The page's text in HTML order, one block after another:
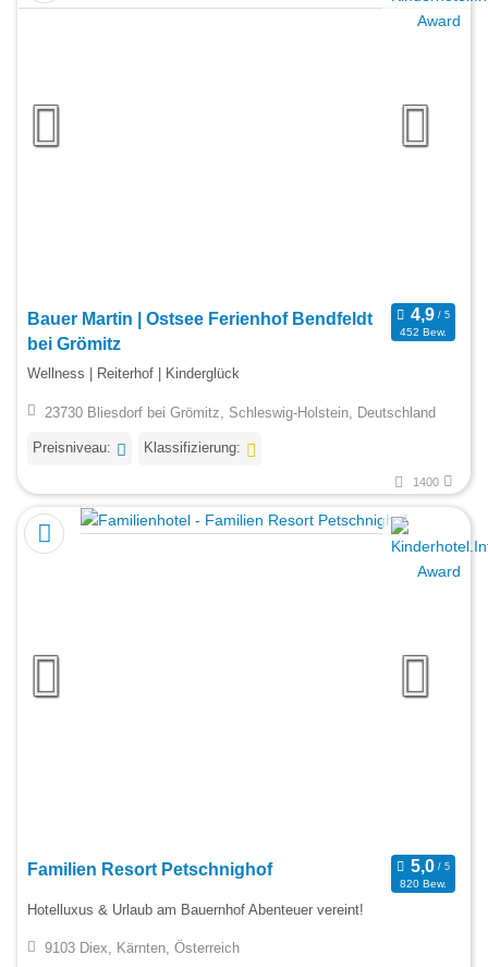
Bauer Martin | Ostsee Ferienhof Bendfeldt
bei Grömitz
452 Bew.
Wellness | Reiterhof | Kinderglück
23730 Bliesdorf bei Grömitz, Schleswig-Holstein, Deutschland
Preisniveau: Klassifizierung:
1400
Familien Resort Petschnighof
820 Bew.
Hotelluxus & Urlaub am Bauernhof Abenteuer vereint!
9103 Diex, Kärnten, Österreich